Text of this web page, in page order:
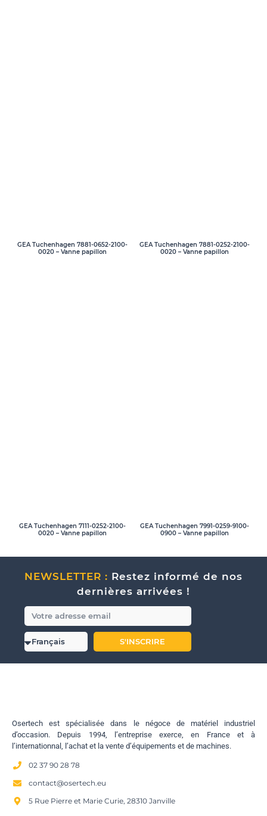
GEA Tuchenhagen 7881-0652-2100-
0020 – Vanne papillon
GEA Tuchenhagen 7881-0252-2100-
0020 – Vanne papillon
GEA Tuchenhagen 7111-0252-2100-
0020 – Vanne papillon
GEA Tuchenhagen 7991-0259-9100-
0900 – Vanne papillon
NEWSLETTER : Restez informé de nos
dernières arrivées !
S'INSCRIRE
Osertech est spécialisée dans le négoce de matériel industriel
d’occasion. Depuis 1994, l’entreprise exerce, en France et à
l’internationnal, l’achat et la vente d’équipements et de machines.
02 37 90 28 78
contact@osertech.eu
5 Rue Pierre et Marie Curie, 28310 Janville